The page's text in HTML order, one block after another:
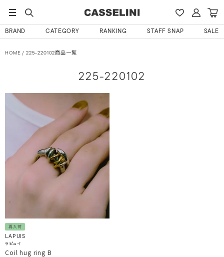
BRAND CATEGORY RANKING STAFF SNAP SALE
HOME 225-220102商品一覧
225-220102
再入荷
LAPUIS
ラピュイ
Coil hug ring B